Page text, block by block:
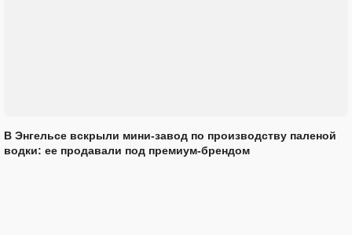
В Энгельсе вскрыли мини-завод по производству паленой
водки: ее продавали под премиум-брендом